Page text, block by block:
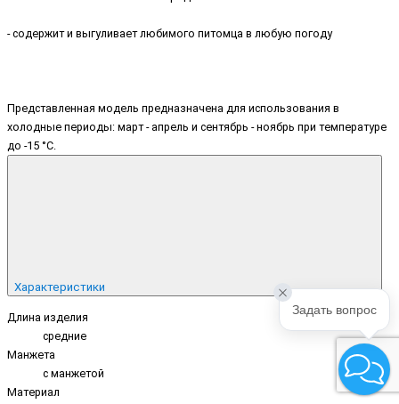
- содержит и выгуливает любимого питомца в любую погоду
Представленная модель предназначена для использования в
холодные периоды: март - апрель и сентябрь - ноябрь при температуре
до -15 °С.
Характеристики
Длина изделия
средние
Манжета
с манжетой
Материал
Задать вопрос